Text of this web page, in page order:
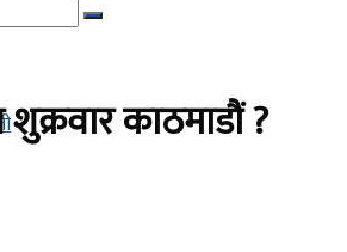
काठमाडौं ?